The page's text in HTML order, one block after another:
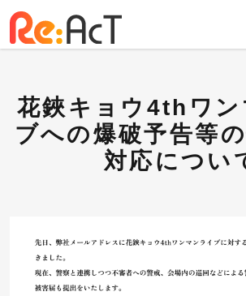
花鋏キョウ4thワン
ブへの爆破予告等
対応につい